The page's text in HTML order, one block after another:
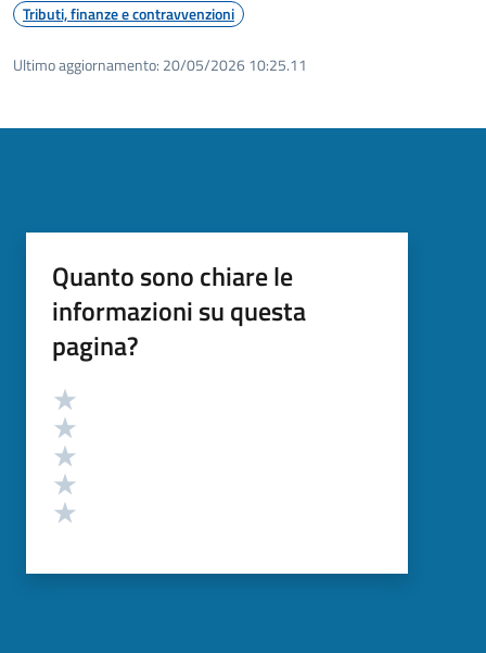
Tributi, finanze e contravvenzioni
Ultimo aggiornamento: 20/05/2026 10:25.11
Quanto sono chiare le
informazioni su questa
pagina?
Valutazione